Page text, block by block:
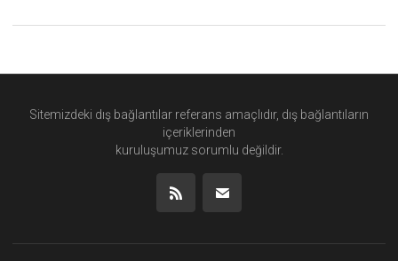
Sitemizdeki dış bağlantılar referans amaçlıdır, dış bağlantıların
içeriklerinden
kuruluşumuz sorumlu değildir.